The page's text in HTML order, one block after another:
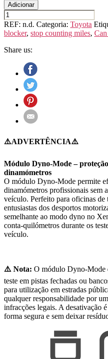
Adicionar
Quantidade
de
TOYOTA
ALPHARD
/
GEN.)
REF: n.d. Categoria: Toyota
blocker, stop counting miles,
Share us:
⚠️ADVERTÊNCIA⚠️
Módulo Dyno-Mode –
dinamómetros
O módulo Dyno-Mode permite
dinamómetros profissionais sem
veículo. Perfeito para oficinas de
entusiastas dos desportos
semelhante ao modo dyno no
conta-quilómetros durante os
veículo.
⚠️ Nota: O módulo Dyno-Mode
teste em pistas fechadas ou
para utilização em estradas
qualquer responsabilidade por
infracções legais. A desativação
forma segura e sem deixar